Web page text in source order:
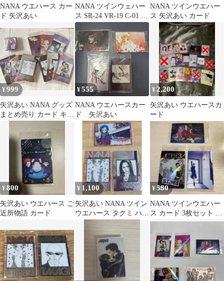
NANA ウエハース カー
ド 矢沢あい
NANA ツインウェハー
ス SR-24 VR-19 C-01 大
崎ナナ
NANA ツインウエハー
ス 矢沢あい カード
¥999
矢沢あい NANA グッズ
まとめ売り カード キー
ース
¥555
NANA ウエハースカー
ド 矢沢あい
¥ 2,200
矢沢あい ウエハースカ
ード
¥800
矢沢あい ウエハース ご
近所物語 カード
¥ 1,100
矢沢あい NANA ツイン
ウエハース タクミ ハチ
¥580
NANA ツインウエハー
ス カード 3枚セット 矢
沢あい